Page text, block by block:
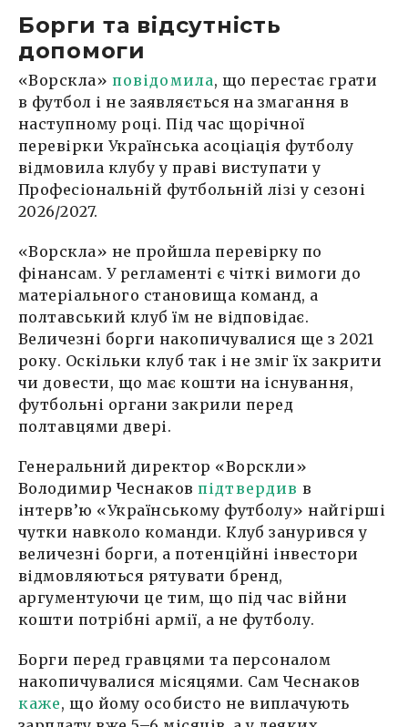
Борги та відсутність
допомоги
«Ворскла» повідомила, що перестає грати
в футбол і не заявляється на змагання в
наступному році. Під час щорічної
перевірки Українська асоціація футболу
відмовила клубу у праві виступати у
Професіональній футбольній лізі у сезоні
2026/2027.
«Ворскла» не пройшла перевірку по
фінансам. У регламенті є чіткі вимоги до
матеріального становища команд, а
полтавський клуб їм не відповідає.
Величезні борги накопичувалися ще з 2021
року. Оскільки клуб так і не зміг їх закрити
чи довести, що має кошти на існування,
футбольні органи закрили перед
полтавцями двері.
Генеральний директор «Ворскли»
Володимир Чеснаковпідтвердив в
інтерв’ю «Українському футболу» найгірші
чутки навколо команди. Клуб занурився у
величезні борги, а потенційні інвестори
відмовляються рятувати бренд,
аргументуючи це тим, що під час війни
кошти потрібні армії, а не футболу.
Борги перед гравцями та персоналом
накопичувалися місяцями. Сам Чеснаков
каже, що йому особисто не виплачують